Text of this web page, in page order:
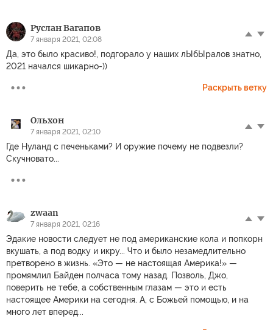
Руслан Вагапов
7 января 2021, 02:08
Да, это было красиво!, подгорало у наших лЫбЫралов знатно,
2021 начался шикарно-))
Раскрыть ветку
Ольхон
7 января 2021, 02:10
Где Нуланд с печеньками? И оружие почему не подвезли?
Скучновато...
zwaan
7 января 2021, 02:16
Эдакие новости следует не под американские кола и попкорн
вкушать, а под водку и икру... Что и было незамедлительно
претворено в жизнь. «Это — не настоящая Америка!» —
промямлил Байден полчаса тому назад. Позволь, Джо,
поверить не тебе, а собственным глазам — это и есть
настоящее Америки на сегодня. А, с Божьей помощью, и на
много лет вперед...